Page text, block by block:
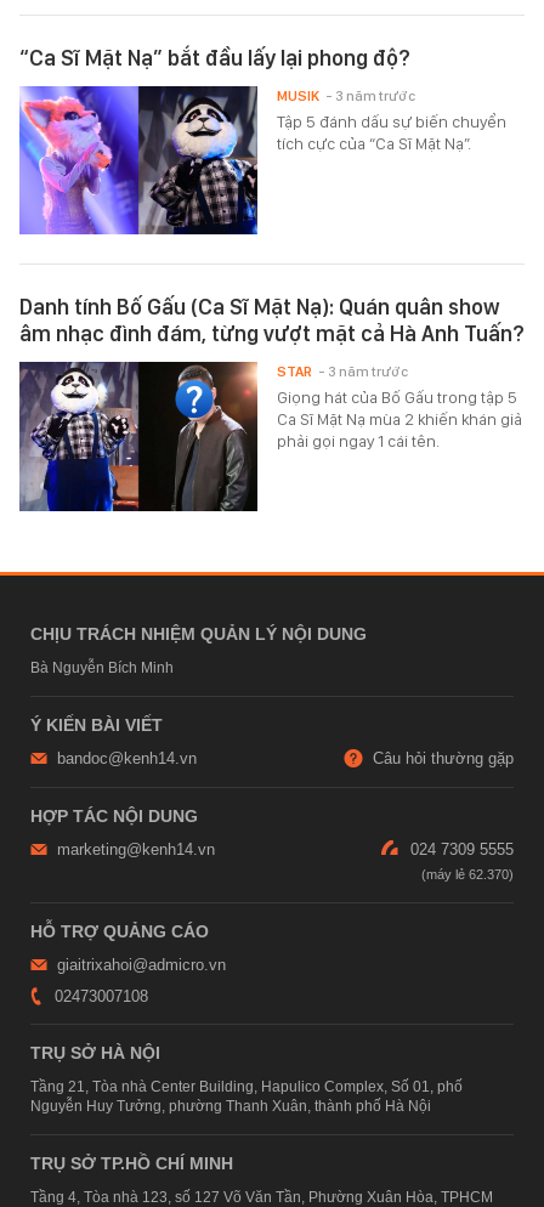
“Ca Sĩ Mặt Nạ” bắt đầu lấy lại phong độ?
Tập 5 đánh dấu sự biến chuyển
tích cực của “Ca Sĩ Mặt Nạ”.
MUSIK - 3 năm trước
Danh tính Bố Gấu (Ca Sĩ Mặt Nạ): Quán quân show
âm nhạc đình đám, từng vượt mặt cả Hà Anh Tuấn?
Giọng hát của Bố Gấu trong tập 5
Ca Sĩ Mặt Nạ mùa 2 khiến khán giả
phải gọi ngay 1 cái tên.
STAR - 3 năm trước
CHỊU TRÁCH NHIỆM QUẢN LÝ NỘI DUNG
Bà Nguyễn Bích Minh
Ý KIẾN BÀI VIẾT
bandoc@kenh14.vn Câu hỏi thường gặp
HỢP TÁC NỘI DUNG
marketing@kenh14.vn 024 7309 5555
HỖ TRỢ QUẢNG CÁO
giaitrixahoi@admicro.vn
02473007108
TRỤ SỞ HÀ NỘI
Tầng 21, Tòa nhà Center Building, Hapulico Complex, Số 01, phố
Nguyễn Huy Tưởng, phường Thanh Xuân, thành phố Hà Nội
TRỤ SỞ TP.HỒ CHÍ MINH
Tầng 4, Tòa nhà 123, số 127 Võ Văn Tần, Phường Xuân Hòa, TPHCM